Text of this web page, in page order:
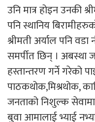
उनि मात्र होइन उनकी
पनि स्थानिय
श्रीमती अर्याल पनि
समर्पीत छिन् ।
हस्तान्तरण गर्ने गरेको
पाठकथोक,मिश्रथोक,
जनताको निशुल्क
बुवा आमालाई भ्याई